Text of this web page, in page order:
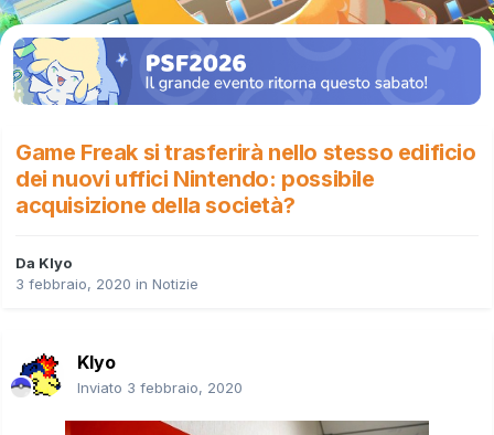
Game Freak si trasferirà nello stesso edificio
dei nuovi uffici Nintendo: possibile
acquisizione della società?
Da Klyo
3 febbraio, 2020 in Notizie
Klyo
Inviato 3 febbraio, 2020